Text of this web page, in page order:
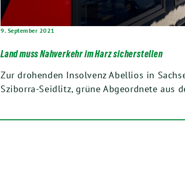
9. September 2021
Land muss Nahverkehr im Harz sicherstellen
Zur drohenden Insolvenz Abellios in
Sziborra-Seidlitz, grüne Abgeordnete aus